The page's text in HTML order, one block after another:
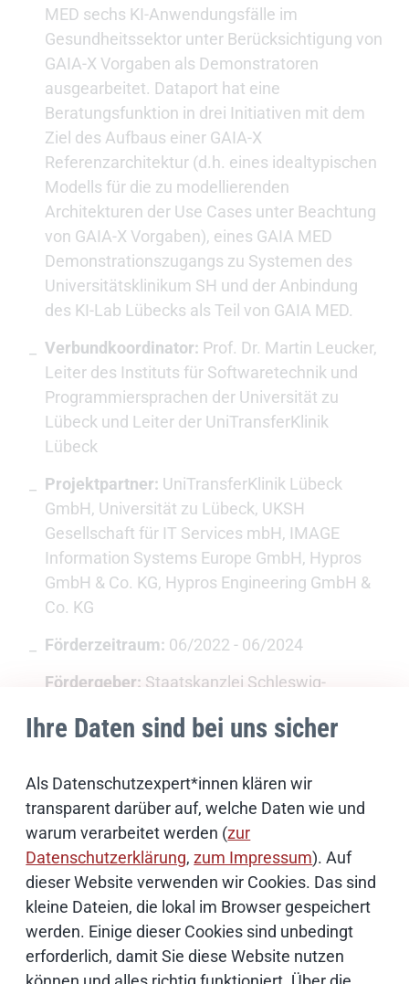
Ihre Daten sind bei uns sicher
Als Datenschutzexpert*innen klären wir
transparent darüber auf, welche Daten wie und
warum verarbeitet werden (zur
Datenschutzerklärung,zum Impressum). Auf
dieser Website verwenden wir Cookies. Das sind
kleine Dateien, die lokal im Browser gespeichert
werden. Einige dieser Cookies sind unbedingt
erforderlich, damit Sie diese Website nutzen
MED sechs KI-Anwendungsfälle im
Gesundheitssektor unter Berücksichtigung von
GAIA-X Vorgaben als Demonstratoren
ausgearbeitet. Dataport hat eine
Beratungsfunktion in drei Initiativen mit dem
Ziel des Aufbaus einer GAIA-X
Referenzarchitektur (d.h. eines idealtypischen
Modells für die zu modellierenden
Architekturen der Use Cases unter Beachtung
von GAIA-X Vorgaben), eines GAIA MED
Demonstrationszugangs zu Systemen des
Universitätsklinikum SH und der Anbindung
des KI-Lab Lübecks als Teil von GAIA MED.
Verbundkoordinator: Prof. Dr. Martin Leucker,
Leiter des Instituts für Softwaretechnik und
Programmiersprachen der Universität zu
Lübeck und Leiter der UniTransferKlinik
Lübeck
Projektpartner: UniTransferKlinik Lübeck
GmbH, Universität zu Lübeck, UKSH
Gesellschaft für IT Services mbH, IMAGE
Information Systems Europe GmbH, Hypros
GmbH & Co. KG, Hypros Engineering GmbH &
Co. KG
Förderzeitraum: 06/2022 - 06/2024
Fördergeber: Staatskanzlei Schleswig-